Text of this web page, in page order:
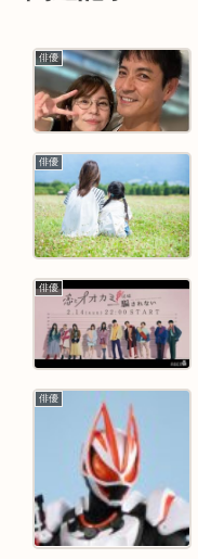
俳優
俳優
俳優
俳優